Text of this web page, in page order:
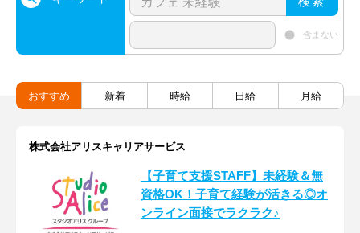
含まない
おすすめ 新着 時給 日給 月給
株式会社アリスキャリアサービス
【子育て支援STAFF】未経験＆無
資格OK！子育て経験が活きる◎オ
ンライン面接でラクラク♪